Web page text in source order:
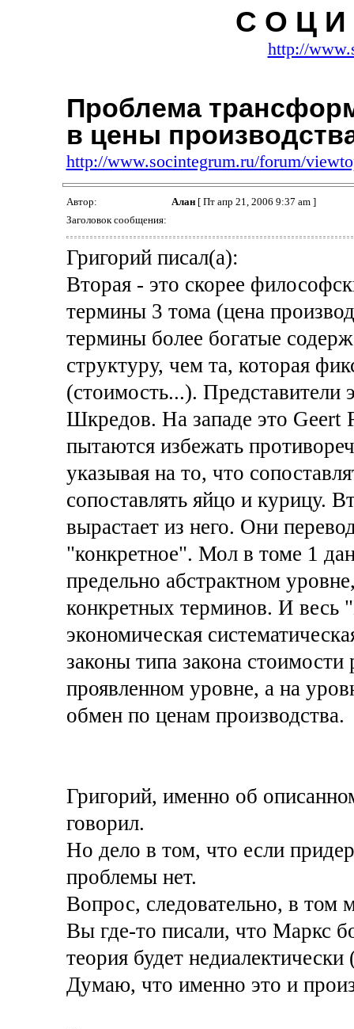
С О Ц И
http://
Проблема
в цены
http://www.socintegrum.ru/forum/
Автор: Алан[ Пт апр 21, 2006 9:37 am ]
Заголовок сообщения:
Григорий писал(а):
Вторая - это скорее
термины 3 тома (цена
термины более богатые
структуру, чем та, которая
(стоимость...). Представители
Шкредов. На западе это Geert
пытаются избежать
указывая на то, что
сопоставлять яйцо и курицу.
вырастает из него. Они
"конкретное". Мол в томе 1
предельно абстрактном
конкретных терминов. И весь
экономическая
законы типа закона
проявленном уровне, а на
обмен по ценам производства.
Григорий, именно об
говорил.
Но дело в том, что если
проблемы нет.
Вопрос, следовательно, в том
Вы где-то писали, что Маркс
теория будет
Думаю, что именно это и